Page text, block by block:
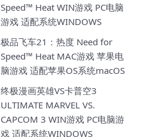
Speed™ Heat WIN游戏 PC电脑
游戏 适配系统WINDOWS
极品飞车21：热度 Need for
Speed™ Heat MAC游戏 苹果电
脑游戏 适配苹果OS系统macOS
终极漫画英雄VS卡普空3
ULTIMATE MARVEL VS.
CAPCOM 3 WIN游戏 PC电脑游
戏 适配系统WINDOWS